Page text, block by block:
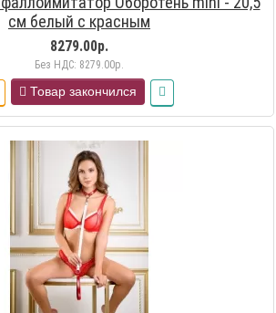
см белый с красным
8279.00р.
Без НДС: 8279.00р.
Товар закончился